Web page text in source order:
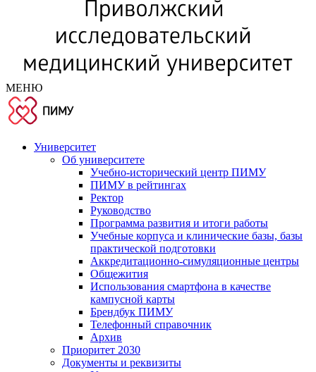
МЕНЮ
Университет
Об университете
Учебно-исторический центр ПИМУ
ПИМУ в рейтингах
Ректор
Руководство
Программа развития и итоги работы
Учебные корпуса и клинические базы, базы
практической подготовки
Аккредитационно-симуляционные центры
Общежития
Использования смартфона в качестве
кампусной карты
Брендбук ПИМУ
Телефонный справочник
Архив
Приоритет 2030
Документы и реквизиты